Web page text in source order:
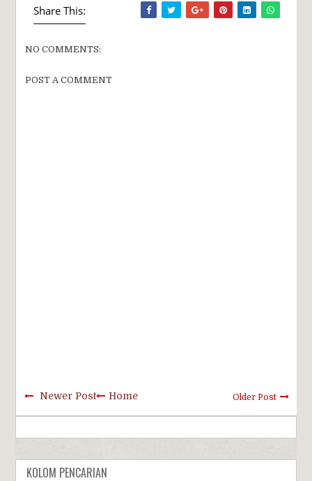
Share This:
NO COMMENTS:
POST A COMMENT
Newer Post Older Post
Home
KOLOM PENCARIAN